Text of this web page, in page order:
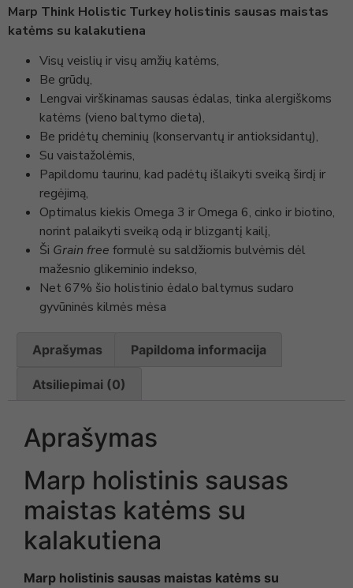
Marp Think Holistic Turkey holistinis sausas maistas
katėms su kalakutiena
Visų veislių ir visų amžių katėms,
Be grūdų,
Lengvai virškinamas sausas ėdalas, tinka alergiškoms
katėms (vieno baltymo dieta),
Be pridėtų cheminių (konservantų ir antioksidantų),
Su vaistažolėmis,
Papildomu taurinu, kad padėtų išlaikyti sveiką širdį ir
regėjimą,
Optimalus kiekis Omega 3 ir Omega 6, cinko ir biotino,
norint palaikyti sveiką odą ir blizgantį kailį,
Ši Grain free formulė su saldžiomis bulvėmis dėl
mažesnio glikeminio indekso,
Net 67% šio holistinio ėdalo baltymus sudaro
gyvūninės kilmės mėsa
Aprašymas Papildoma informacija
Atsiliepimai (0)
Aprašymas
Marp holistinis sausas
maistas katėms su
kalakutiena
Marp holistinis sausas maistas katėms su